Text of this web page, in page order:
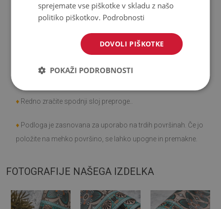
Upoštevajte, da poškodbe, ki nastanejo pri uporabi zaradi
Kako skrbeti za izdelek?
♦ Redno zračite spodnji sloj preproge..
♦ Podloga je zasnovana za uporabo na trdih površinah. Če jo
položite na mehko površino, se lahko upogne in premakne.
FOTOGRAFIJE NAŠEGA IZDELKA
sprejemate vse piškotke v skladu z našo
politiko piškotkov. Podrobnosti
DOVOLI PIŠKOTKE
POKAŽI PODROBNOSTI